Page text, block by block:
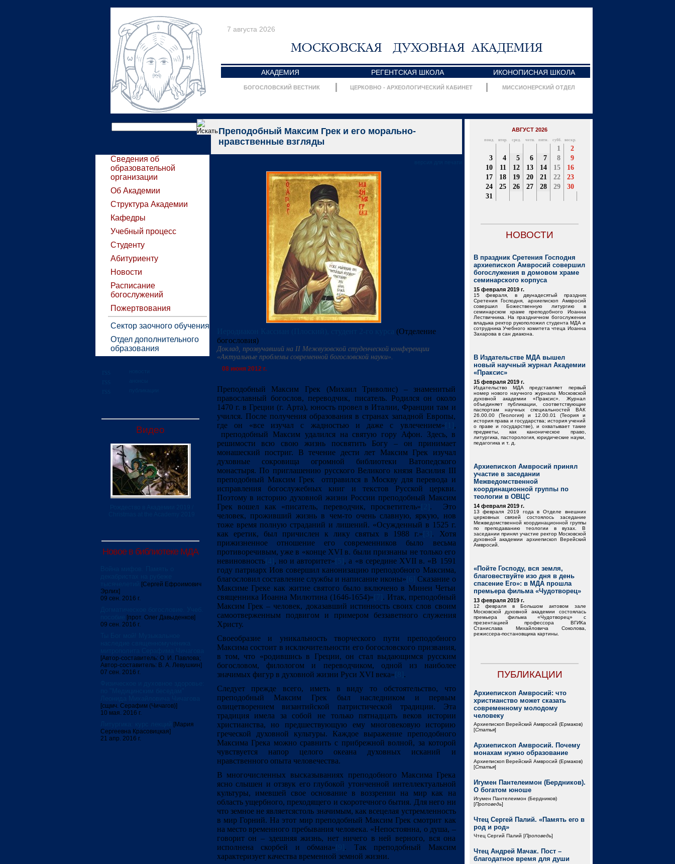
7 августа 2026
АКАДЕМИЯ РЕГЕНТСКАЯ ШКОЛА ИКОНОПИСНАЯ ШКОЛА
БОГОСЛОВСКИЙ ВЕСТНИК ЦЕРКОВНО - АРХЕОЛОГИЧЕСКИЙ КАБИНЕТ МИССИОНЕРСКИЙ ОТДЕЛ
Сведения об
образовательной
организации
Об Академии
Структура Академии
Кафедры
Учебный процесс
Студенту
Абитуриенту
Новости
Расписание
богослужений
Пожертвования
Сектор заочного обучения
Отдел дополнительного
образования
Видео
Новое в библиотеке МДА
[Сергей Ефроимович
Эрлих]
09 сен. 2016 г.
[прот. Олег Давыденков]
09 сен. 2016 г.
[Автор-составитель: О. И. Павлова;
Автор-составитель: В. А. Левушкин]
07 сен. 2016 г.
[сщмч. Серафим (Чичагов)]
10 мая. 2016 г.
[Мария
Сергеевна Красовицкая]
21 апр. 2016 г.
Преподобный Максим Грек и его морально-
нравственные взгляды
(Отделение
богословия)
Доклад, прозвучавший на II Межвузовской студенческой конференции
«Актуальные проблемы современной богословской науки».
08 июня 2012 г.
Преподобный Максим Грек (Михаил Триволис) – знаменитый
православный богослов, переводчик, писатель. Родился он около
1470 г. в Греции (г. Арта), юность провел в Италии, Франции там и
учился. После получения образования в странах западной Европы,
где он «все изучал с жадностью и даже с увлечением»
,
преподобный Максим удалился на святую гору Афон. Здесь, в
решимости всю свою жизнь посвятить Богу – он принимает
монашеский постриг. В течение дести лет Максим Грек изучал
духовные сокровища огромной библиотеки Ватопедского
монастыря. По приглашению русского Великого князя Василия III
преподобный Максим Грек отправился в Москву для перевода и
исправления богослужебных книг и текстов Русской церкви.
Поэтому в историю духовной жизни России преподобный Максим
Грек вошел как «писатель, переводчик, просветитель»
. Это
человек, проживший жизнь в чем-то очень славную, яркую, нов
тоже время полную страданий и лишений. «Осужденный в 1525 г.
как еретик, был причислен к лику святых в 1988 г.»
. Хотя
прижизненное отношение его современников было весьма
противоречивым, уже в «конце XVI в. были признаны не только его
невиновность[4] , но и авторитет»
, а «в середине XVII в. «В 1591
году патриарх Иов совершил канонизацию преподобного Максима,
благословил составление службы и написание иконы»
Сказание о
Максиме Греке как житие святого было включено в Минеи Четьи
священника Иоанна Милютина (1646-1654)»
. Итак, преподобный
Максим Грек – человек, доказавший истинность своих слов своим
самоотверженным подвигом и примером беззаветного служения
Христу.
Своеобразие и уникальность творческого пути преподобного
Максима состоит в исключительности его богословского призвания,
в том, что «родившись в Греции, он стал выдающимся русским
богословом, филологом и переводчиком, одной из наиболее
значимых фигур в духовной жизни Руси XVI века»
.
Следует прежде всего, иметь в виду то обстоятельство, что
преподобный Максим Грек был наследником и первым
олицетворением византийской патристической традиции. Эта
традиция имела за собой не только пятнадцать веков истории
христианства, но предшествующую ему многовековую историю
греческой духовной культуры. Каждое выражение преподобного
Максима Грека можно сравнить с прибрежной волной, за которой
чувствуется напор целого океана духовных исканий и
нравственного опыта человечества.
В многочисленных высказываниях преподобного Максима Грека
ясно слышен и отзвук его глубокой утонченной интеллектуальной
культуры, имевшей свое основание в воззрении на мир как на
область ущербного, преходящего и скоротечного бытия. Для него ни
что земное не являетсястоль значимым, как всецелая устремленность
в мир Горний. На этот мир преподобный Максим Грек смотрит как
на место временного пребывания человека. «Непостоянна, о душа, –
говорит он – здешняя жизнь, нет ничего в ней верного, вся она
исполнена скорбей и обмана»
. Так преподобный Максим
характеризует качества временной земной жизни.
АВГУСТ 2026
понд. втор. сред. четв. пятн. субб. воскр.
1
2
3
4 5 6 7 8
9
10
11 12 13 14 15
16
17
18 19 20 21 22
23
24
25 26 27 28 29
30
31
НОВОСТИ
В праздник Сретения Господня
архиепископ Амвросий совершил
богослужения в домовом храме
семинарского корпуса
15 февраля 2019 г.
15 февраля, в двунадесятый праздник
Сретения Господня, архиепископ Амвросий
совершил Божественную литургию в
семинарском храме преподобного Иоанна
Лествичника. На праздничном богослужении
владыка ректор рукоположил студента МДА и
сотрудника Учебного комитета чтеца Иоанна
Захарова в сан диакона.
В Издательстве МДА вышел
новый научный журнал Академии
«Праксис»
15 февраля 2019 г.
Издательство МДА представляет первый
номер нового научного журнала Московской
духовной академии «Праксис». Журнал
объединяет публикации, соответствующие
паспортам научных специальностей ВАК
26.00.00 (Теология) и 12.00.01 (Теория и
история права и государства; история учений
о праве и государстве), и охватывает такие
предметы, как каноническое право,
литургика, пасторология, юридические науки,
педагогика и т. д.
Архиепископ Амвросий принял
участие в заседании
Межведомственной
координационной группы по
теологии в ОВЦС
14 февраля 2019 г.
13 февраля 2019 года в Отделе внешних
церковных связей состоялось заседание
Межведомственной координационной группы
по преподаванию теологии в вузах. В
заседании принял участие ректор Московской
духовной академии архиепископ Верейский
Амвросий.
«Пойте Господу, вся земля,
благовествуйте изо дня в день
спасение Его»: в МДА прошла
премьера фильма «Чудотворец»
13 февраля 2019 г.
12 февраля в Большом актовом зале
Московской духовной академии состоялась
премьера фильма «Чудотворец» с
презентацией профессора ВГИКа
Станислава Михайловича Соколова,
режиссера-постановщика картины.
ПУБЛИКАЦИИ
Архиепископ Амвросий: что
христианство может сказать
современному молодому
человеку
Архиепископ Верейский Амвросий (Ермаков)
[Статья]
Архиепископ Амвросий. Почему
монахам нужно образование
Архиепископ Верейский Амвросий (Ермаков)
[Статья]
Игумен Пантелеимон (Бердников).
О богатом юноше
Игумен Пантелеимон (Бердников)
[Проповедь]
Чтец Сергей Палий. «Память его в
род и род»
Чтец Сергий Палий [Проповедь]
Чтец Андрей Мачак. Пост –
благодатное время для души